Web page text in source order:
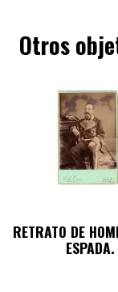
Otros
RETRATO DE
ESPADA.